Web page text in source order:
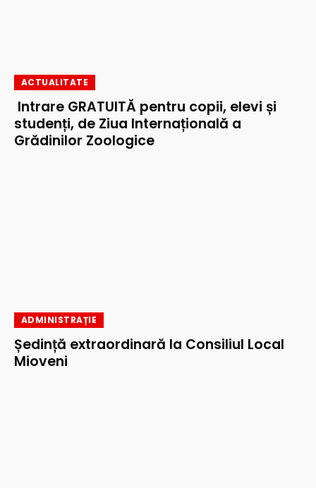
ACTUALITATE
Intrare GRATUITĂ pentru copii, elevi și
studenți, de Ziua Internațională a
Grădinilor Zoologice
ADMINISTRAȚIE
Ședință extraordinară la Consiliul Local
Mioveni